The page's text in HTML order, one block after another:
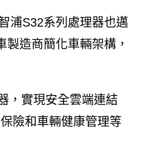
浦S32系列處理器也邁
造商簡化車輛架構，
，實現安全雲端連結
險和車輛健康管理等